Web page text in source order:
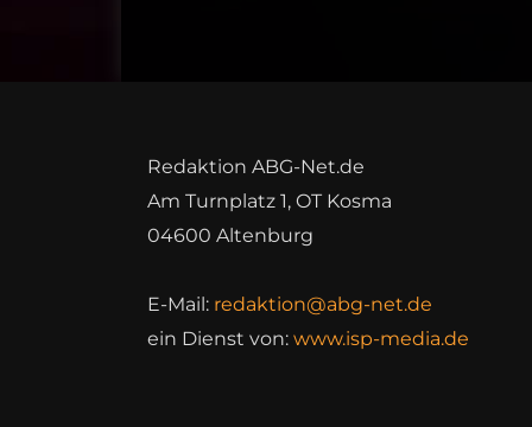
Redaktion ABG-Net.de
Am Turnplatz 1, OT Kosma
04600 Altenburg
E-Mail: redaktion@abg-net.de
ein Dienst von: www.isp-media.de